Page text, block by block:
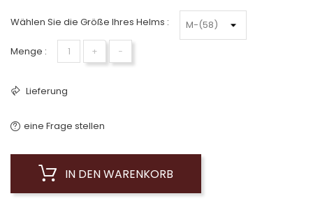
Wählen Sie die Größe Ihres Helms :
Menge : + −
Lieferung
eine Frage stellen
IN DEN WARENKORB